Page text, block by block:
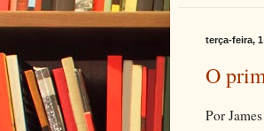
terça-feira,
O
Por